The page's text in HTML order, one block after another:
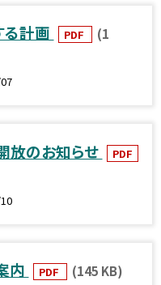
る計画 PDF
(1
放のお知らせ PDF
内 PDF (145 KB)